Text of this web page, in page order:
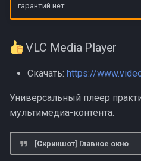
Televizo
M3U
IPTV (Александр
IPTV# (IPTV Sharp)
Lazy IPTV
гарантий нет.
VLC Media Player
Скачать: https://
Универсальный плеер
мультимедиа-контента.
[Скриншот] Главное окно